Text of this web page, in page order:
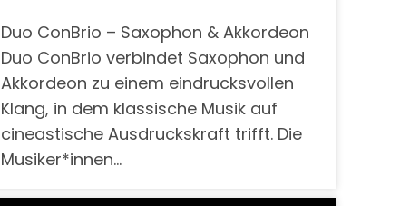
Duo ConBrio – Saxophon & Akkordeon
Duo ConBrio verbindet Saxophon und
Akkordeon zu einem eindrucksvollen
Klang, in dem klassische Musik auf
cineastische Ausdruckskraft trifft. Die
Musiker*innen…